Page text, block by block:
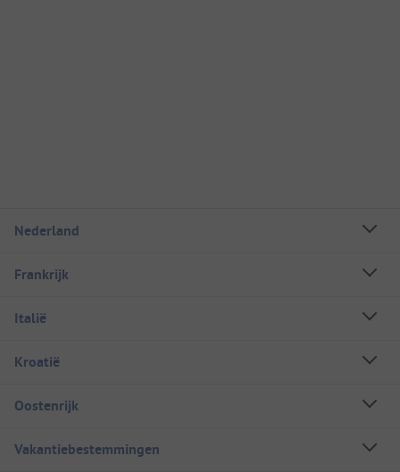
Nederland
Frankrijk
Italië
Kroatië
Oostenrijk
Vakantiebestemmingen